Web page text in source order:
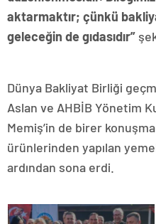
aktarmaktır; çünkü
geleceğin de gıdasıdır”
Dünya Bakliyat Birliği
Aslan ve AHBİB Yönetim
Memiş’in de birer
ürünlerinden yapılan
ardından sona erdi.